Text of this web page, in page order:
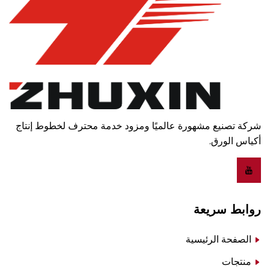
شركة تصنيع مشهورة عالميًا ومزود خدمة محترف لخطوط إنتاج
أكياس الورق.
روابط سريعة
الصفحة الرئيسية
منتجات